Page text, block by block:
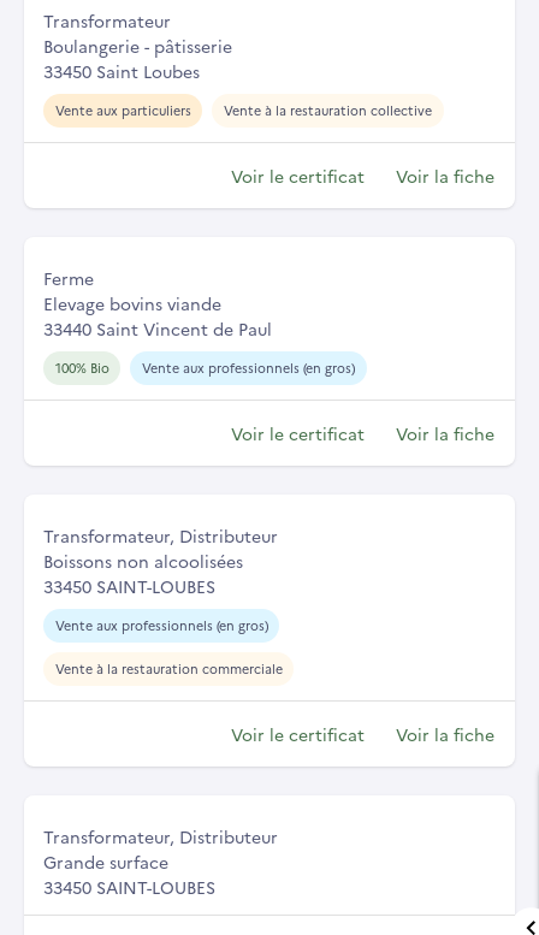
Transformateur
Boulangerie - pâtisserie
33450 Saint Loubes
Vente aux particuliers Vente à la restauration collective
Voir le certificat Voir la fiche
Ferme
Elevage bovins viande
33440 Saint Vincent de Paul
100% Bio Vente aux professionnels (en gros)
Voir le certificat Voir la fiche
Transformateur, Distributeur
Boissons non alcoolisées
33450 SAINT-LOUBES
Vente aux professionnels (en gros)
Vente à la restauration commerciale
Voir le certificat Voir la fiche
Transformateur, Distributeur
Grande surface
33450 SAINT-LOUBES